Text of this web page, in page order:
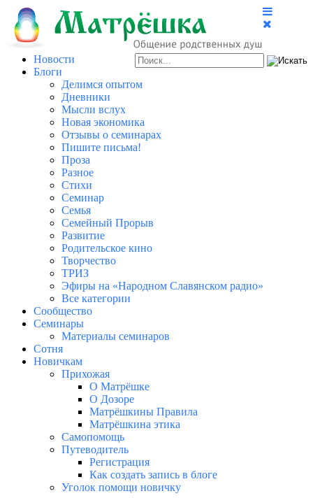
Новости
Блоги
Делимся опытом
Дневники
Мысли вслух
Новая экономика
Отзывы о семинарах
Пишите письма!
Проза
Разное
Стихи
Семинар
Семья
Семейный Прорыв
Развитие
Родительское кино
Творчество
ТРИЗ
Эфиры на «Народном Славянском радио»
Все категории
Сообщество
Семинары
Материалы семинаров
Сотня
Новичкам
Прихожая
О Матрёшке
О Дозоре
Матрёшкины Правила
Матрёшкина этика
Самопомощь
Путеводитель
Регистрация
Как создать запись в блоге
Уголок помощи новичку